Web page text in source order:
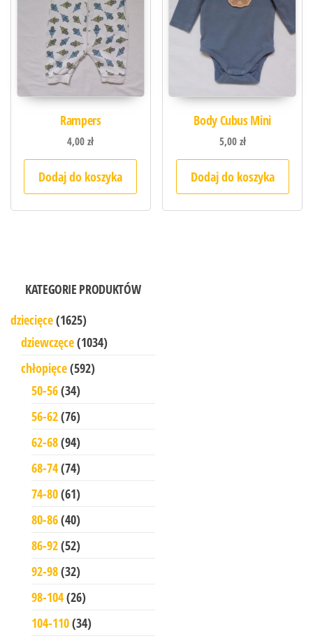
Rampers
4,00zł
Dodaj do koszyka
Body Cubus Mini
5,00zł
Dodaj do koszyka
KATEGORIE PRODUKTÓW
dziecięce(1625)
dziewczęce(1034)
chłopięce(592)
50-56(34)
56-62(76)
62-68(94)
68-74(74)
74-80(61)
80-86(40)
86-92(52)
92-98(32)
98-104(26)
104-110(34)